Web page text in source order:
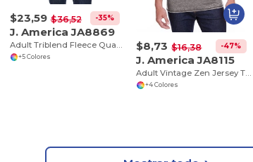
$23,59 $36,52 -35%
J. America JA8869
+5 Colores
$8,73 $16,38 -47%
J. America JA8115
Adult Vintage Zen Jersey T-Shirt
+4 Colores